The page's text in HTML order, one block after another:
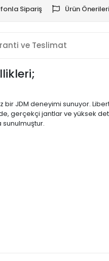
Sipariş Ürün Önerileri
ve Teslimat
bir JDM deneyimi sunuyor.
gerçekçi jantlar ve yüksek
sunulmuştur.